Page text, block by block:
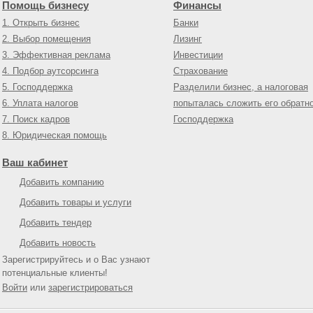
Помощь бизнесу
1. Открыть бизнес
2. Выбор помещения
3. Эффективная реклама
4. Подбор аутсорсинга
5. Господдержка
6. Уплата налогов
7. Поиск кадров
8. Юридическая помощь
Финансы
Банки
Лизинг
Инвестиции
Страхование
Разделили бизнес, а налоговая
попыталась сложить его
Господдержка
Ваш кабинет
Добавить компанию
Добавить товары и услуги
Добавить тендер
Добавить новость
Зарегистрируйтесь и о Вас узнают
потенциальные клиенты!
Войти или зарегистрироваться